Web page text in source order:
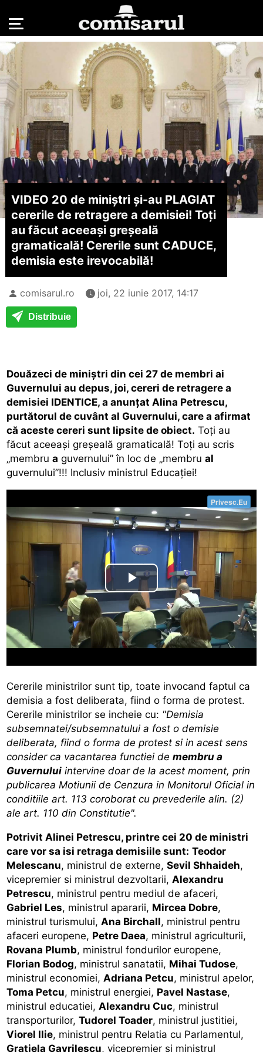
VIDEO 20 de miniștri și-au PLAGIAT
cererile de retragere a demisiei! Toți
au făcut aceeași greșeală
gramaticală! Cererile sunt CADUCE,
demisia este irevocabilă!
comisarul.ro joi, 22 iunie 2017, 14:17
Distribuie
Douăzeci de miniştri din cei 27 de membri ai
Guvernului au depus, joi, cereri de retragere a
demisiei IDENTICE, a anunţat Alina Petrescu,
purtătorul de cuvânt al Guvernului, care a afirmat
că aceste cereri sunt lipsite de obiect. Toți au
făcut aceeași greșeală gramaticală! Toți au scris
„membrua guvernului” în loc de „membrual
guvernului”!!! Inclusiv ministrul Educației!
Cererile ministrilor sunt tip, toate invocand faptul ca
demisia a fost deliberata, fiind o forma de protest.
Cererile ministrilor se incheie cu: "Demisia
subsemnatei/subsemnatului a fost o demisie
deliberata, fiind o forma de protest si in acest sens
consider ca vacantarea functiei demembru a
Guvernului intervine doar de la acest moment, prin
publicarea Motiunii de Cenzura in Monitorul Oficial in
conditiile art. 113 coroborat cu prevederile alin. (2)
ale art. 110 din Constitutie".
Potrivit Alinei Petrescu, printre cei 20 de ministri
care vor sa isi retraga demisiile sunt: Teodor
Melescanu, ministrul de externe,Sevil Shhaideh,
vicepremier si ministrul dezvoltarii,Alexandru
Petrescu, ministrul pentru mediul de afaceri,
Gabriel Les, ministrul apararii, Mircea Dobre,
ministrul turismului,Ana Birchall, ministrul pentru
afaceri europene, Petre Daea, ministrul agriculturii,
Rovana Plumb, ministrul fondurilor europene,
Florian Bodog, ministrul sanatatii, Mihai Tudose,
ministrul economiei,Adriana Petcu, ministrul apelor,
Toma Petcu, ministrul energiei, Pavel Nastase,
ministrul educatiei,Alexandru Cuc, ministrul
transporturilor,Tudorel Toader, ministrul justitiei,
Viorel Ilie, ministrul pentru Relatia cu Parlamentul,
Gratiela Gavrilescu, vicepremier si ministrul